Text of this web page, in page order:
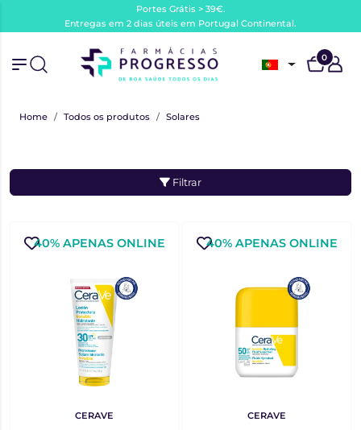
Portes Grátis > 39€.
Entregas em 2 dias úteis em Portugal Continental.
0
Home Todos os produtos Solares
Filtrar
40% APENAS ONLINE
CERAVE
40% APENAS ONLINE
CERAVE